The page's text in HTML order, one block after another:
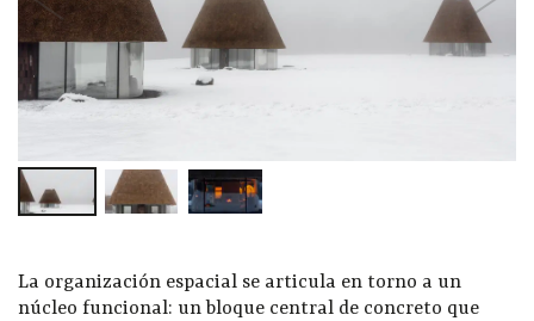
La organización espacial se articula en torno a un
núcleo funcional: un bloque central de concreto que